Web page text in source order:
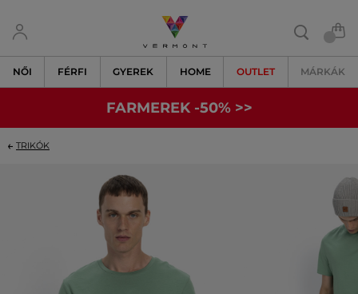
NŐI FÉRFI GYEREK HOME OUTLET MÁRKÁK
FARMEREK -50% >>
TRIKÓK